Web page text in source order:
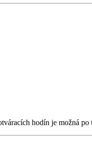
hodín je možná po